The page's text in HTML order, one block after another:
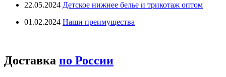
22.05.2024 Детское нижнее белье и трикотаж оптом
01.02.2024 Наши преимущества
Доставка по России